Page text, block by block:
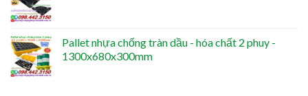
Pallet nhựa chống tràn dầu - hóa chất 2 phuy -
1300x680x300mm